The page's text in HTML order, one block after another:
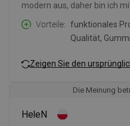
modern aus, daher bin ich
Vorteile
funktionales
Qualität,
Zeigen Sie den
Die Meinung
HeleN